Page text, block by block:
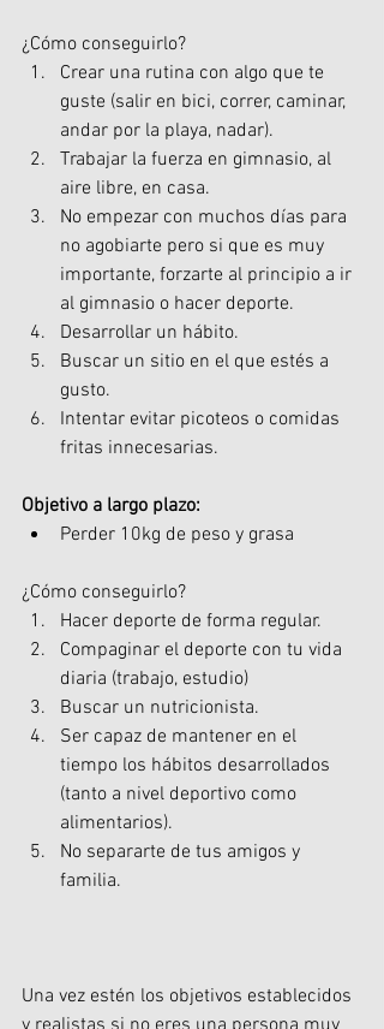
¿Cómo conseguirlo?
Crear una rutina con algo que te
guste (salir en bici, correr, caminar,
andar por la playa, nadar).
Trabajar la fuerza en gimnasio, al
aire libre, en casa.
No empezar con muchos días para
no agobiarte pero si que es muy
importante, forzarte al principio a ir
al gimnasio o hacer deporte.
Desarrollar un hábito.
Buscar un sitio en el que estés a
gusto.
Intentar evitar picoteos o comidas
fritas innecesarias.
Objetivo a largo plazo:
Perder 10kg de peso y grasa
¿Cómo conseguirlo?
Hacer deporte de forma regular.
Compaginar el deporte con tu vida
diaria (trabajo, estudio)
Buscar un nutricionista.
Ser capaz de mantener en el
tiempo los hábitos desarrollados
(tanto a nivel deportivo como
alimentarios).
No separarte de tus amigos y
familia.
Una vez estén los objetivos establecidos